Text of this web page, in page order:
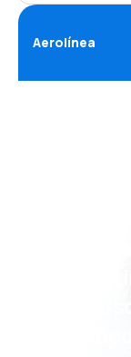
Aerolínea
¡Eh!